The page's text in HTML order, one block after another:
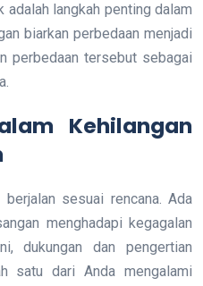
adalah langkah penting dalam
biarkan perbedaan menjadi
perbedaan tersebut sebagai
Kehilangan
sesuai rencana. Ada
menghadapi kegagalan
dukungan dan pengertian
satu dari Anda mengalami